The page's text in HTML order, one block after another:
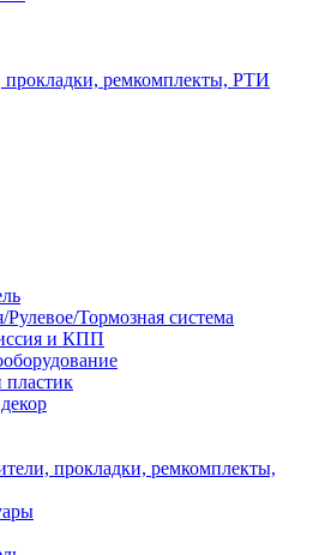
прокладки, ремкомплекты, РТИ
Рулевое/Тормозная система
и КПП
прокладки, ремкомплекты,